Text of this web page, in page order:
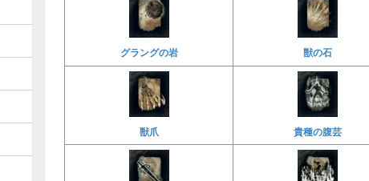
グラングの岩 獣の石
獣爪 貴種の腹芸